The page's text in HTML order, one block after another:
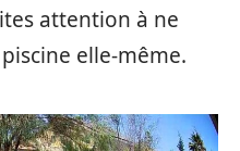
attention à ne
elle-même.